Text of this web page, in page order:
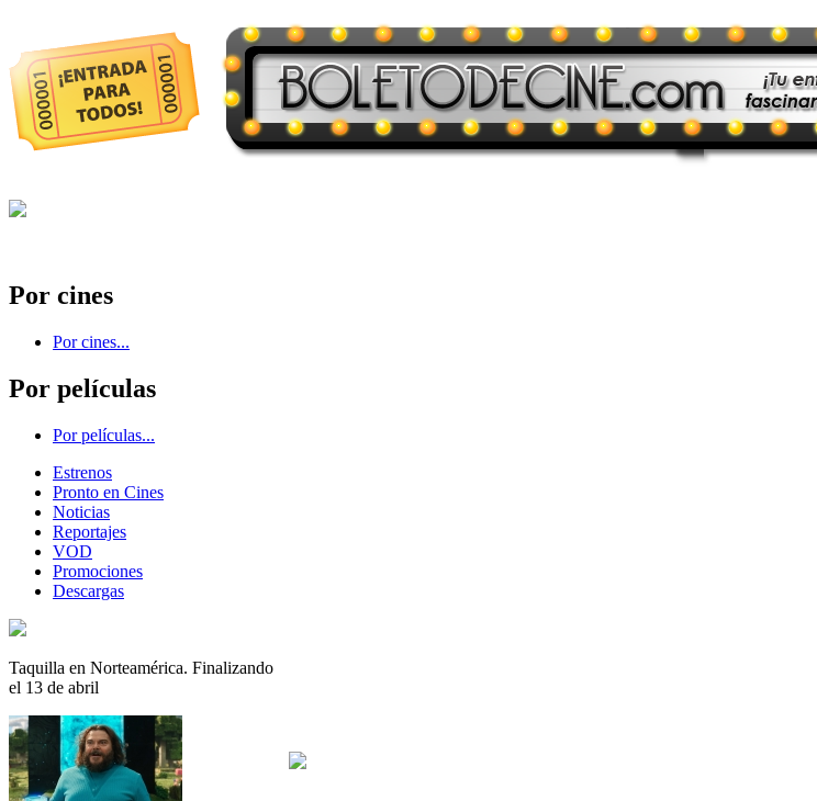
Por cines
Por cines...
Por películas
Por películas...
Estrenos
Pronto en Cines
Noticias
Reportajes
VOD
Promociones
Descargas
Taquilla en Norteamérica. Finalizando
el 13 de abril